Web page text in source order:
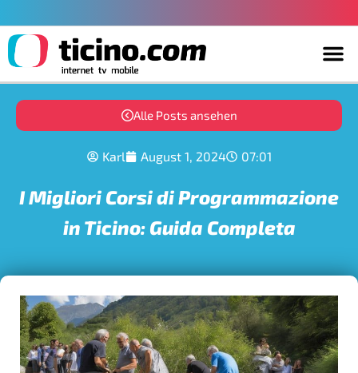
Alle Posts ansehen
Karl August 1, 2024 07:01
I Migliori Corsi di Programmazione
in Ticino: Guida Completa